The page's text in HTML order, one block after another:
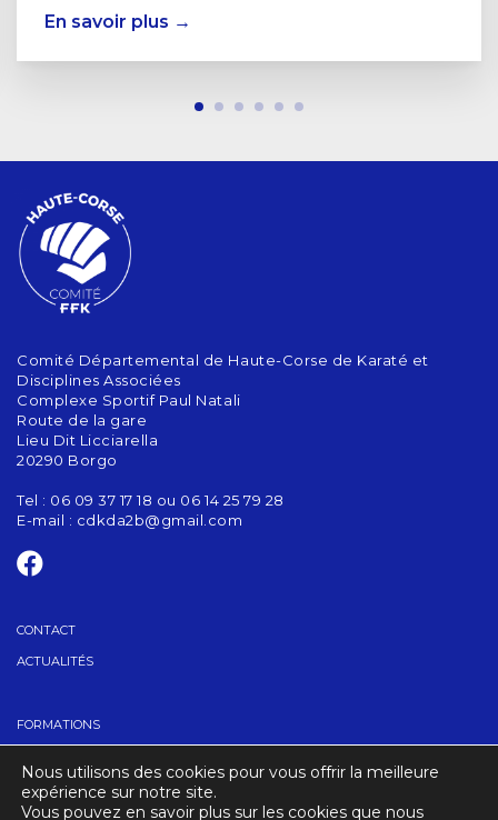
En savoir plus →
Comité Départemental de Haute-Corse de Karaté et
Disciplines Associées
Complexe Sportif Paul Natali
Route de la gare
Lieu Dit Licciarella
20290 Borgo
Tel : 06 09 37 17 18 ou 06 14 25 79 28
E-mail : cdkda2b@gmail.com
CONTACT
ACTUALITÉS
FORMATIONS
TROUVER UN CLUB
Nous utilisons des cookies pour vous offrir la meilleure
expérience sur notre site.
Vous pouvez en savoir plus sur les cookies que nous